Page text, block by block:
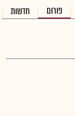
פורום חדשות